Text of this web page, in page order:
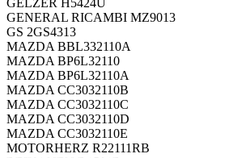
GENERAL RICAMBI MZ9013
GS 2GS4313
MAZDA BBL332110A
MAZDA BP6L32110
MAZDA BP6L32110A
MAZDA CC3032110B
MAZDA CC3032110C
MAZDA CC3032110D
MAZDA CC3032110E
MOTORHERZ R22111RB